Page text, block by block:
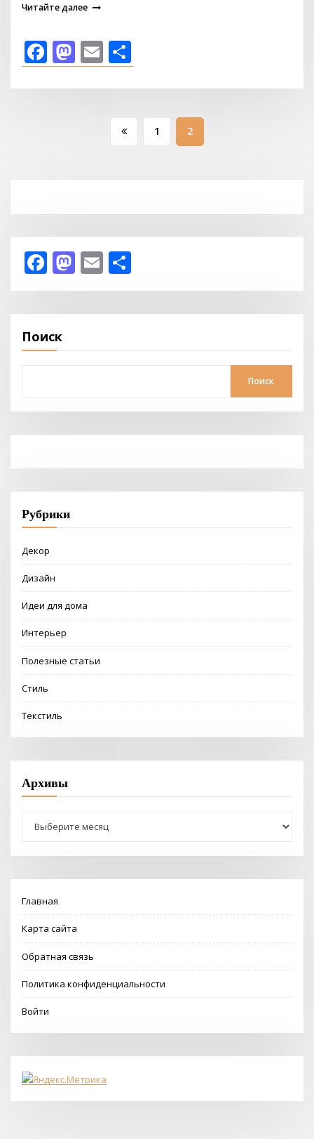
Читайте далее
Facebook
Mastodon
Email
1 2
Facebook
Mastodon
Email
Поиск
Поиск
Рубрики
Декор
Дизайн
Идеи для дома
Интерьер
Полезные статьи
Стиль
Текстиль
Архивы
Главная
Карта сайта
Обратная связь
Политика конфиденциальности
Войти